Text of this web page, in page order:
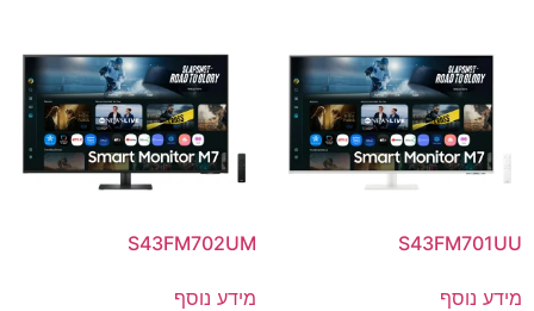
S43FM701UU
מידע נוסף
S43FM702UM
מידע נוסף